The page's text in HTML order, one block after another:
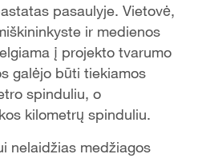
pasaulyje. Vietovė,
ir medienos
į projekto tvarumo
galėjo būti tiekiamos
spinduliu, o
kilometrų spinduliu.
nelaidžias medžiagos